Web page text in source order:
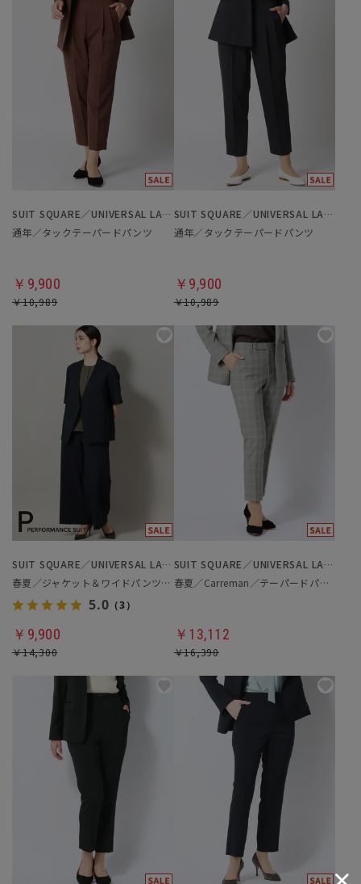
SUIT SQUARE／UNIVERSAL LANGUAGE／WHITE
通年／タックテーパードパンツ
￥9,900
￥10,989
SUIT SQUARE／UNIVERSAL LANGUAGE／WHITE
通年／タックテーパードパンツ
￥9,900
￥10,989
SUIT SQUARE／UNIVERSAL LANGUAGE／WHITE
春夏／ジャケット＆ワイドパンツセットアップ／洗濯ネット付き
5.0 （3）
￥9,900
￥14,300
SUIT SQUARE／UNIVERSAL LANGUAGE／WHITE
春夏／Carreman／テーパードパンツ
￥13,112
￥16,390